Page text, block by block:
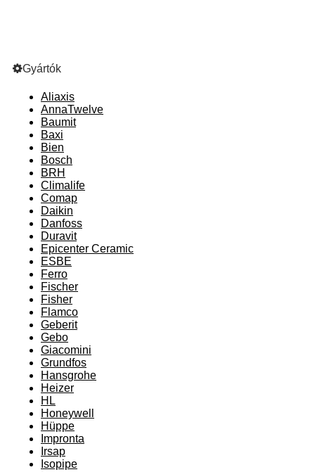
Gyártók
Aliaxis
AnnaTwelve
Baumit
Baxi
Bien
Bosch
BRH
Climalife
Comap
Daikin
Danfoss
Duravit
Epicenter Ceramic
ESBE
Ferro
Fischer
Fisher
Flamco
Geberit
Gebo
Giacomini
Grundfos
Hansgrohe
Heizer
HL
Honeywell
Hüppe
Impronta
Irsap
Isopipe